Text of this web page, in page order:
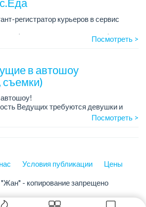
регистратор курьеров в сервис
(Абылай хана - Макатаева).Посмотреть >
в автошоу
съемки)
автошоу!
Ведущих требуются девушки и
и авто перекупы.
Посмотреть >
Условия публикации Цены
- копирование запрещено